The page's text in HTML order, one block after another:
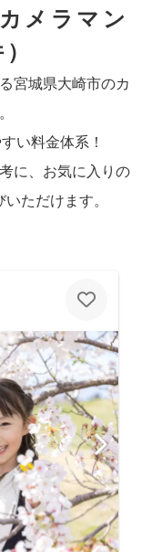
メラマン
宮城県大崎市のカ
い料金体系！
に、お気に入りの
ただけます。